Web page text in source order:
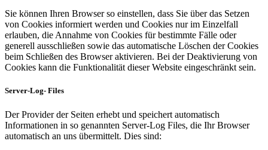
Sie können Ihren Browser so einstellen, dass Sie über das Setzen
von Cookies informiert werden und Cookies nur im Einzelfall
erlauben, die Annahme von Cookies für bestimmte Fälle oder
generell ausschließen sowie das automatische Löschen der Cookies
beim Schließen des Browser aktivieren. Bei der Deaktivierung von
Cookies kann die Funktionalität dieser Website eingeschränkt sein.
Server-Log- Files
Der Provider der Seiten erhebt und speichert automatisch
Informationen in so genannten Server-Log Files, die Ihr Browser
automatisch an uns übermittelt. Dies sind: